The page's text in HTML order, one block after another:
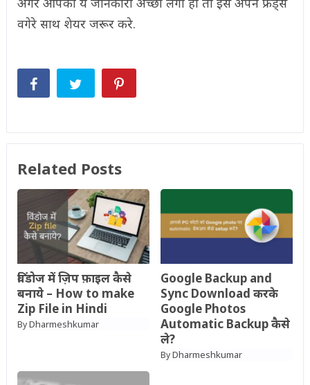
वगेरे साथ शेयर जरूर करे.
Related Posts
विंडोज में ज़िप फ़ाइल कैसे
बनाये – How to make
Zip File in Hindi
ByDharmeshkumar
Google Backup and
Sync Download करके
Google Photos
Automatic Backup कैसे
ले?
ByDharmeshkumar